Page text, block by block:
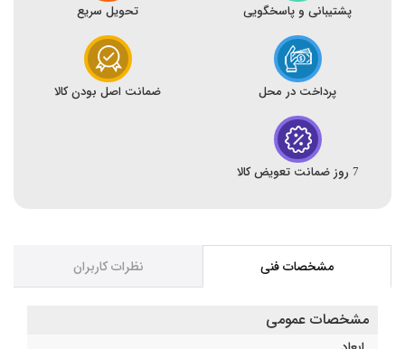
پشتیبانی و پاسخگویی تحویل سریع
پرداخت در محل ضمانت اصل بودن کالا
7 روز ضمانت تعویض کالا
مشخصات فنی نظرات کاربران
مشخصات عمومی